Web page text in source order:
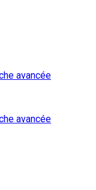
avancée
avancée